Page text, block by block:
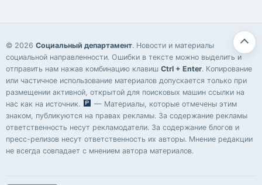
© 2026 Социальный департамент. Новости и материалы
социальной направленности. Ошибки в тексте можно выделить и
отправить нам нажав комбинацию клавиш Ctrl + Enter. Копирование
или частичное использование материалов допускается только при
размещении активной, открытой для поисковых машин ссылки на
нас как на источник.
— Материалы, которые отмечены этим
знаком, публикуются на правах рекламы. За содержание рекламы
ответственность несут рекламодатели. За содержание блогов и
пресс-релизов несут ответственность их авторы. Мнение редакции
не всегда совпадает с мнением автора материалов.